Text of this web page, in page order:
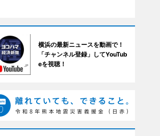
横浜の最新ニュースを動画で！
「チャンネル登録」してYouTub
eを視聴！